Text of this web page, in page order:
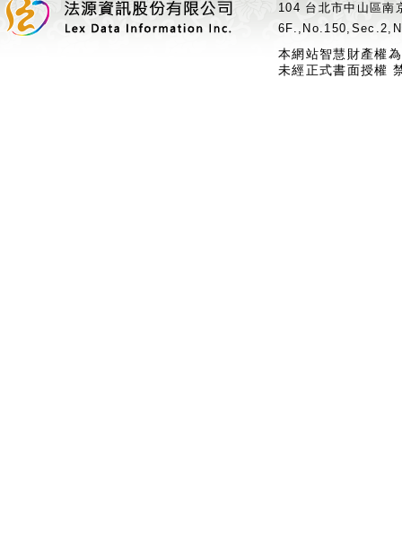
104 台北市中山區
本網站智慧財產權
未經正式書面授權